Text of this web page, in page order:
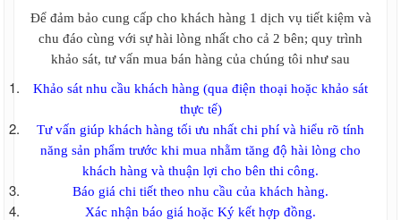
Để đảm bảo cung cấp cho khách hàng 1 dịch vụ tiết kiệm và
chu đáo cùng với sự hài lòng nhất cho cả 2 bên; quy trình
khảo sát, tư vấn mua bán hàng của chúng tôi như sau
Khảo sát nhu cầu khách hàng (qua điện thoại hoặc khảo sát
thực tế)
Tư vấn giúp khách hàng tối ưu nhất chi phí và hiểu rõ tính
năng sản phẩm trước khi mua nhằm tăng độ hài lòng cho
khách hàng và thuận lợi cho bên thi công.
Báo giá chi tiết theo nhu cầu của khách hàng.
Xác nhận báo giá hoặc Ký kết hợp đồng.